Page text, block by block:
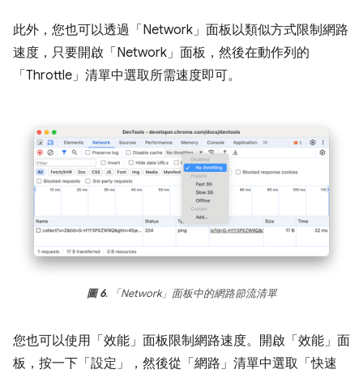
此外，您也可以透過「Network」 面板以類似方式限制網路
速度，只要開啟「Network」 面板，然後在動作列的
「Throttle」 清單中選取所需速度即可。
圖 6. 「Network」面板中的網路節流清單
您也可以使用「效能」 面板限制網路速度。開啟「效能」面
板，按一下「設定」
，然後從「網路」 清單中選取「快速